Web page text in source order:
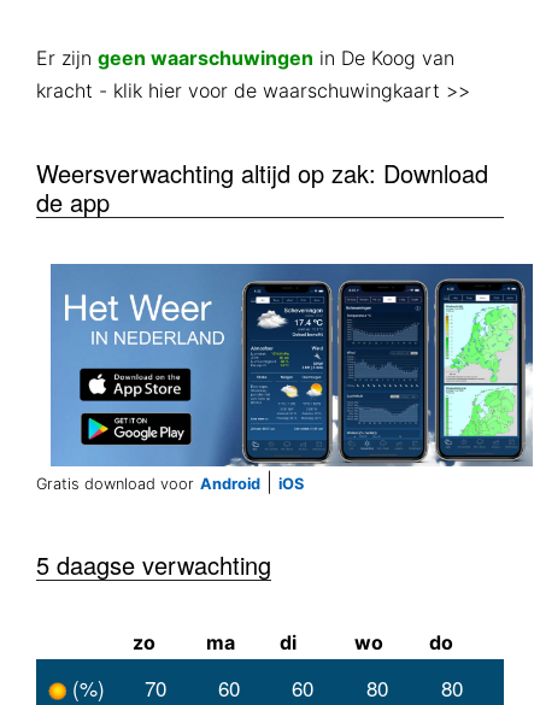
Er zijn geen waarschuwingen in De Koog van
kracht - klik hier voor de waarschuwingkaart >>
Weersverwachting altijd op zak: Download
de app
Gratis download voor Android iOS
5 daagse verwachting
zo ma di wo do
(%) 70 60 60 80
80